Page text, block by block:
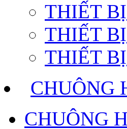
THIẾT
THIẾT
THIẾT
CHUÔNG
CHUÔNG